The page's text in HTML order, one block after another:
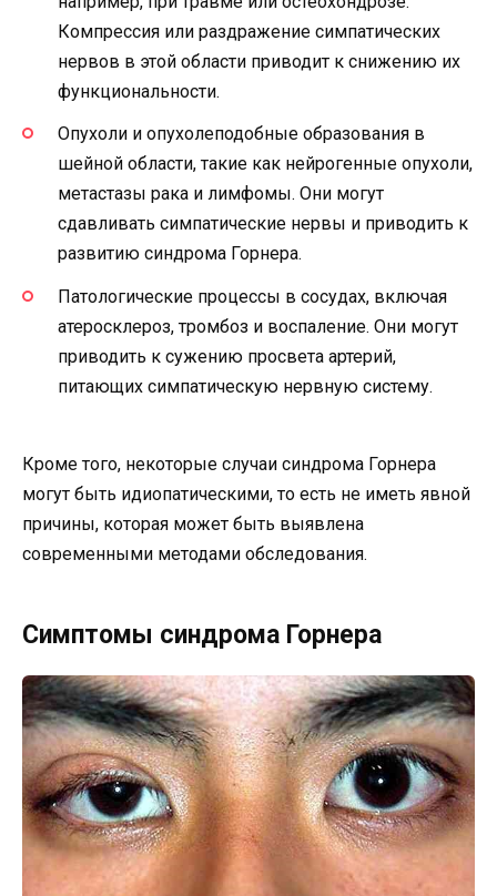
Компрессия или раздражение симпатических
нервов в этой области приводит к снижению их
функциональности.
Опухоли и опухолеподобные образования в
шейной области, такие как нейрогенные опухоли,
метастазы рака и лимфомы. Они могут
сдавливать симпатические нервы и приводить к
развитию синдрома Горнера.
Патологические процессы в сосудах, включая
атеросклероз, тромбоз и воспаление. Они могут
приводить к сужению просвета артерий,
питающих симпатическую нервную систему.
Кроме того, некоторые случаи синдрома Горнера
могут быть идиопатическими, то есть не иметь явной
причины, которая может быть выявлена
современными методами обследования.
Симптомы синдрома Горнера